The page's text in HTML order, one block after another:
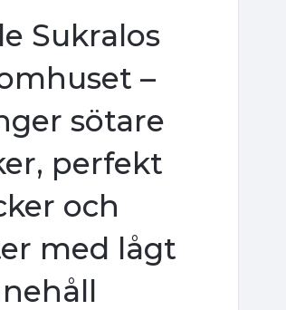
Sukralos
–
sötare
perfekt
och
med lågt